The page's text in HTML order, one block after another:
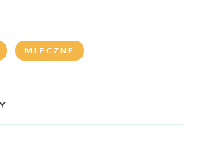
MLECZNE